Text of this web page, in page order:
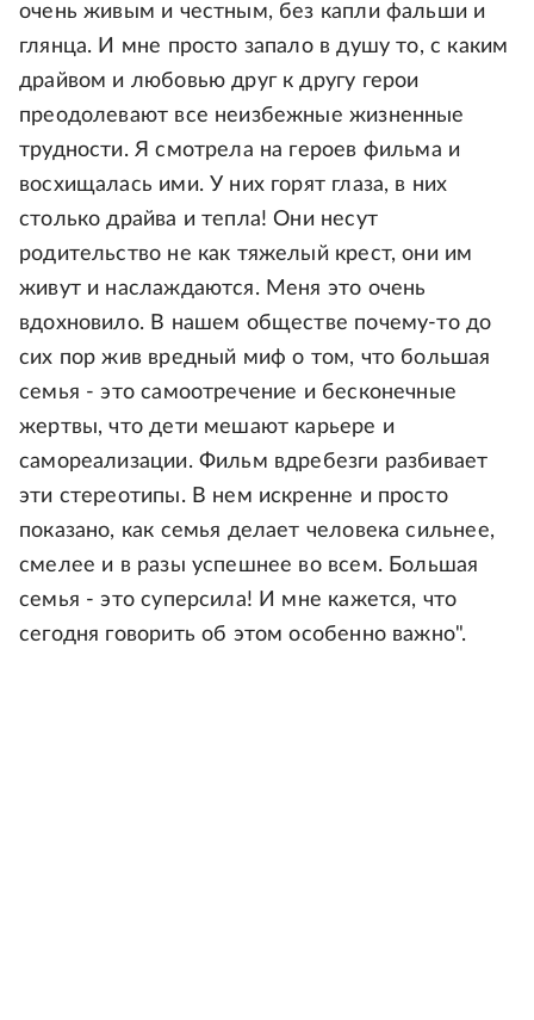
очень живым и честным, без капли фальши и
глянца. И мне просто запало в душу то, с каким
драйвом и любовью друг к другу герои
преодолевают все неизбежные жизненные
трудности. Я смотрела на героев фильма и
восхищалась ими. У них горят глаза, в них
столько драйва и тепла! Они несут
родительство не как тяжелый крест, они им
живут и наслаждаются. Меня это очень
вдохновило. В нашем обществе почему-то до
сих пор жив вредный миф о том, что большая
семья - это самоотречение и бесконечные
жертвы, что дети мешают карьере и
самореализации. Фильм вдребезги разбивает
эти стереотипы. В нем искренне и просто
показано, как семья делает человека сильнее,
смелее и в разы успешнее во всем. Большая
семья - это суперсила! И мне кажется, что
сегодня говорить об этом особенно важно".